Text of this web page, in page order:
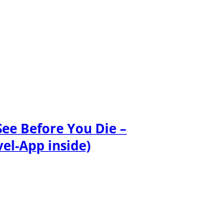
Before You Die –
App inside)